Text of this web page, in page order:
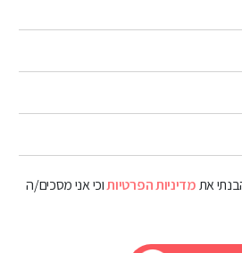
אתמדיניות הפרטיותוכי אני מסכים/ה